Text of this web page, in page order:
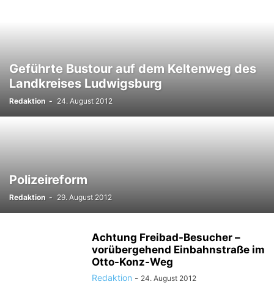
Geführte Bustour auf dem Keltenweg des
Landkreises Ludwigsburg
Redaktion - 24. August 2012
Polizeireform
Redaktion - 29. August 2012
Achtung Freibad-Besucher –
vorübergehend Einbahnstraße im
Otto-Konz-Weg
Redaktion - 24. August 2012